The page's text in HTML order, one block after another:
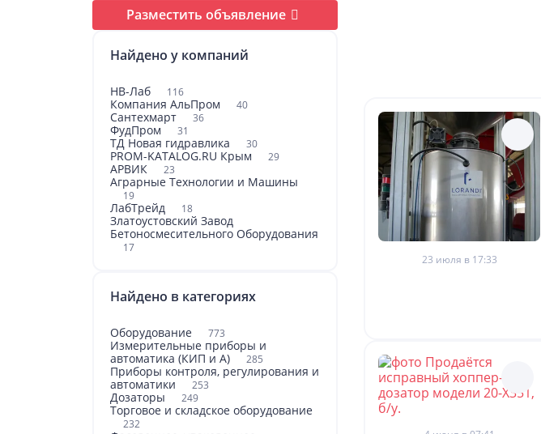
Разместить объявление
Найдено у компаний
НВ-Лаб 116
Компания АльПром 40
Сантехмарт 36
ФудПром 31
ТД Новая гидравлика 30
PROM-KATALOG.RU Крым 29
АРВИК 23
Аграрные Технологии и Машины
19
ЛабТрейд 18
Златоустовский Завод
Бетоносмесительного Оборудования
17
Найдено в категориях
Оборудование 773
Измерительные приборы и
автоматика (КИП и А)
285
Приборы контроля, регулирования и
автоматики
253
Дозаторы 249
Торговое и складское оборудование
232
23 июля в 17:33